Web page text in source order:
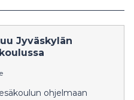
Jyväskylän
ohjelmaan